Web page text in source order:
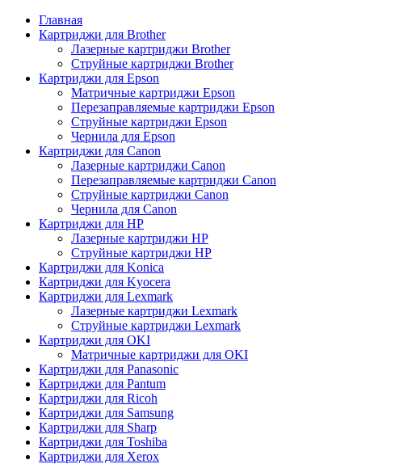
Главная
Картриджи для Brother
Лазерные картриджи Brother
Струйные картриджи Brother
Картриджи для Epson
Матричные картриджи Epson
Перезаправляемые картриджи Epson
Струйные картриджи Epson
Чернила для Epson
Картриджи для Canon
Лазерные картриджи Canon
Перезаправляемые картриджи Canon
Струйные картриджи Canon
Чернила для Canon
Картриджи для HP
Лазерные картриджи HP
Струйные картриджи HP
Картриджи для Konica
Картриджи для Kyocera
Картриджи для Lexmark
Лазерные картриджи Lexmark
Струйные картриджи Lexmark
Картриджи для OKI
Матричные картриджи для OKI
Картриджи для Panasonic
Картриджи для Pantum
Картриджи для Ricoh
Картриджи для Samsung
Картриджи для Sharp
Картриджи для Toshiba
Картриджи для Xerox